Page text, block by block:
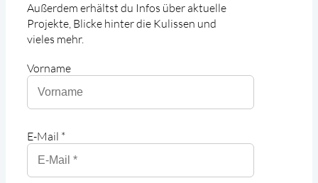
Außerdem erhältst du Infos über aktuelle
Projekte, Blicke hinter die Kulissen und
vieles mehr.
Vorname
E-Mail *